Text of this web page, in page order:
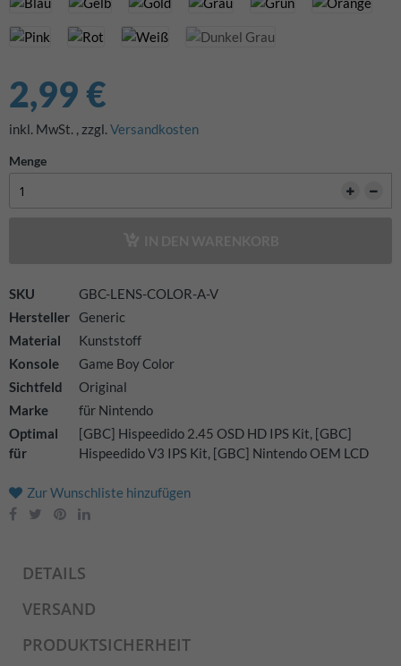
2,99 €
inkl. MwSt. , zzgl.Versandkosten
Menge
SKU
GBC-LENS-COLOR-A-V
Hersteller Generic
Material
Kunststoff
Konsole
Game Boy Color
Sichtfeld
Original
Marke
für Nintendo
Optimal
für
[GBC] Hispeedido 2.45 OSD HD IPS Kit, [GBC]
Hispeedido V3 IPS Kit, [GBC] Nintendo OEM LCD
Zur Wunschliste hinzufügen
DETAILS
VERSAND
PRODUKTSICHERHEIT